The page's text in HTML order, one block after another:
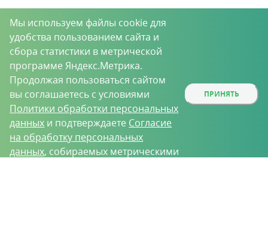
Мы используем файлы cookie для
удобства пользованием сайта и
сбора статистики в метрической
программе Яндекс.Метрика.
Продолжая пользоваться сайтом
вы соглашаетесь с условиями
Политики обработки персональных
данных и подтверждаете Согласие
на обработку персональных
данных, собираемых метрическими
ПРИНЯТЬ